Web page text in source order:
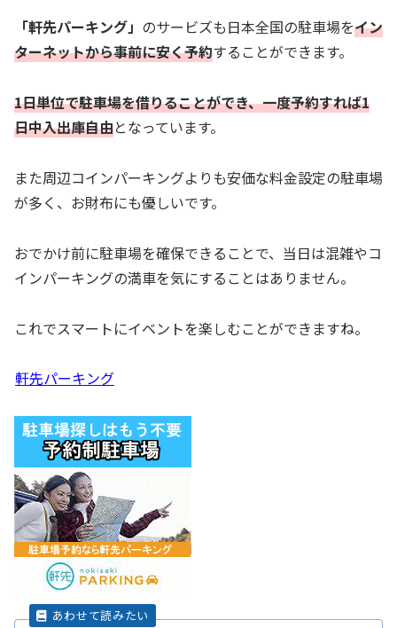
「軒先パーキング」 のサービズも日本全国の駐車場をイン
ターネットから事前に安く予約することができます。
1日単位で駐車場を借りることができ、一度予約すれば1
日中入出庫自由となっています。
また周辺コインパーキングよりも安価な料金設定の駐車場
が多く、お財布にも優しいです。
おでかけ前に駐車場を確保できることで、当日は混雑やコ
インパーキングの満車を気にすることはありません。
これでスマートにイベントを楽しむことができますね。
軒先パーキング